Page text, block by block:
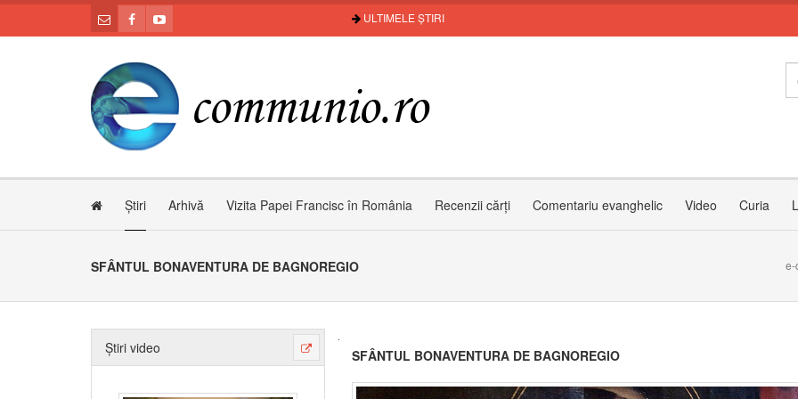
ULTIMELE ȘTIRI
Știri Arhivă Vizita Papei Francisc în România Recenzii cărți Comentariu evanghelic Video Curia
SFÂNTUL BONAVENTURA DE BAGNOREGIO e-
Știri video SFÂNTUL BONAVENTURA DE BAGNOREGIO